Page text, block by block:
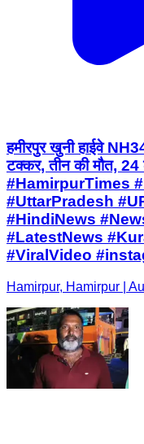
हमीरपुर खुनी हाईवे
टक्कर, तीन की मौत,
#HamirpurTimes
#UttarPradesh
#HindiNews
#LatestNews
#ViralVideo
Hamirpur, Hamirpur |